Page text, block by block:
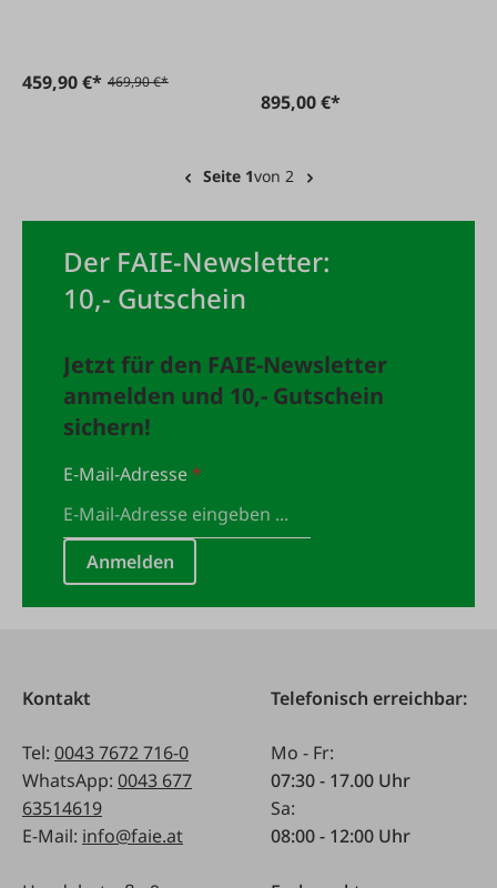
459,90 €* 469,90 €*
895,00 €*
Seite 1von 2
Der FAIE-Newsletter:
10,- Gutschein
Jetzt für den FAIE-Newsletter
anmelden und 10,- Gutschein
sichern!
E-Mail-Adresse*
Anmelden
Kontakt
Tel: 0043 7672 716-0
WhatsApp: 0043 677
63514619
E-Mail: info@faie.at
Telefonisch erreichbar:
Mo - Fr:
07:30 - 17.00 Uhr
Sa:
08:00 - 12:00 Uhr